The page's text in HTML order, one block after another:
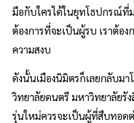
มือกับใครได้ในยุทโธปกรณ์ที่
ต้องการที่จะเป็นผู้รบ เราต้อ
ความสงบ
ดังนั้นเมืองนิมิตรก็เลยกลับมา
วิทยาลัยดนตรี มหาวิทยาลัยรั
รุ่นใหม่ควรจะเป็นผู้ที่สืบทอด